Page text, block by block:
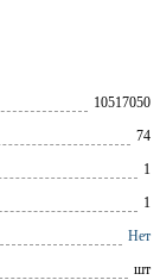
10517050
74
1
1
Нет
шт